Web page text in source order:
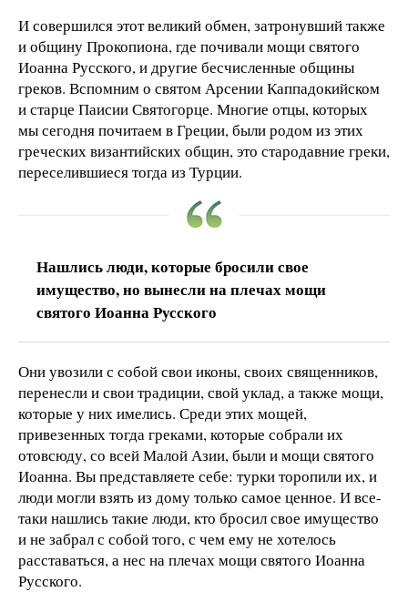
И совершился этот великий обмен, затронувший также
и общину Прокопиона, где почивали мощи святого
Иоанна Русского, и другие бесчисленные общины
греков. Вспомним о святом Арсении Каппадокийском
и старце Паисии Святогорце. Многие отцы, которых
мы сегодня почитаем в Греции, были родом из этих
греческих византийских общин, это стародавние греки,
переселившиеся тогда из Турции.
Нашлись люди, которые бросили свое
имущество, но вынесли на плечах мощи
святого Иоанна Русского
Они увозили с собой свои иконы, своих священников,
перенесли и свои традиции, свой уклад, а также мощи,
которые у них имелись. Среди этих мощей,
привезенных тогда греками, которые собрали их
отовсюду, со всей Малой Азии, были и мощи святого
Иоанна. Вы представляете себе: турки торопили их, и
люди могли взять из дому только самое ценное. И все-
таки нашлись такие люди, кто бросил свое имущество
и не забрал с собой того, с чем ему не хотелось
расставаться, а нес на плечах мощи святого Иоанна
Русского.